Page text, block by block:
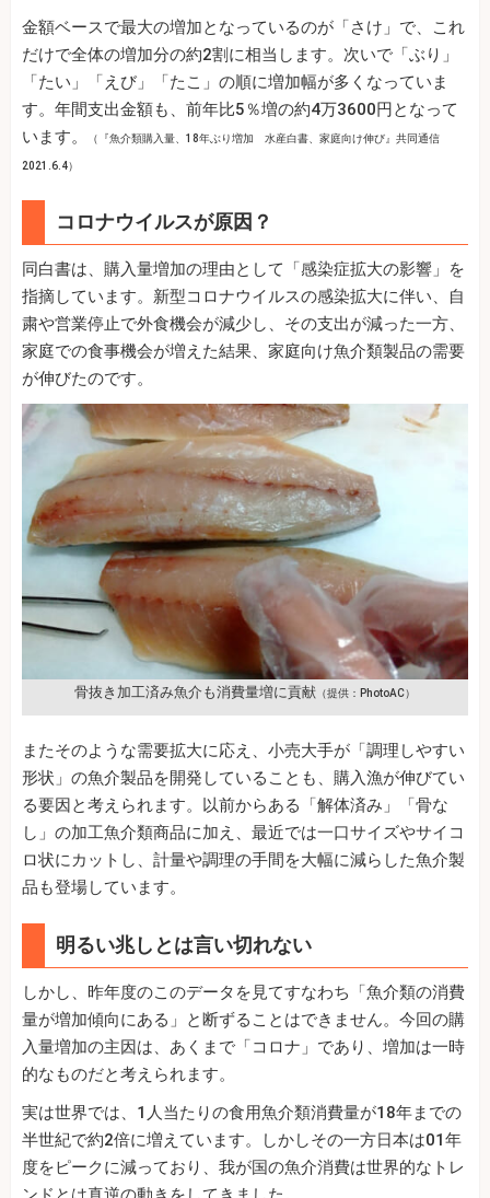
金額ベースで最大の増加となっているのが「さけ」で、これ
だけで全体の増加分の約2割に相当します。次いで「ぶり」
「たい」「えび」「たこ」の順に増加幅が多くなっていま
す。年間支出金額も、前年比5％増の約4万3600円となって
います。
（『魚介類購入量、18年ぶり増加 水産白書、家庭向け伸び』共同通信
2021.6.4）
コロナウイルスが原因？
同白書は、購入量増加の理由として「感染症拡大の影響」を
指摘しています。新型コロナウイルスの感染拡大に伴い、自
粛や営業停止で外食機会が減少し、その支出が減った一方、
家庭での食事機会が増えた結果、家庭向け魚介類製品の需要
が伸びたのです。
骨抜き加工済み魚介も消費量増に貢献 （提供：PhotoAC）
またそのような需要拡大に応え、小売大手が「調理しやすい
形状」の魚介製品を開発していることも、購入漁が伸びてい
る要因と考えられます。以前からある「解体済み」「骨な
し」の加工魚介類商品に加え、最近では一口サイズやサイコ
ロ状にカットし、計量や調理の手間を大幅に減らした魚介製
品も登場しています。
明るい兆しとは言い切れない
しかし、昨年度のこのデータを見てすなわち「魚介類の消費
量が増加傾向にある」と断ずることはできません。今回の購
入量増加の主因は、あくまで「コロナ」であり、増加は一時
的なものだと考えられます。
実は世界では、1人当たりの食用魚介類消費量が18年までの
半世紀で約2倍に増えています。しかしその一方日本は01年
度をピークに減っており、我が国の魚介消費は世界的なトレ